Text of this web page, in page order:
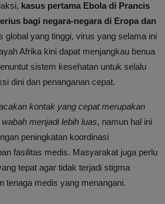
kasus pertama Ebola di Prancis
bagi negara-negara di Eropa dan
global yang tinggi, virus yang selama ini
Afrika kini dapat menjangkau benua
sistem kesehatan untuk selalu
dini dan penanganan cepat.
kontak yang cepat merupakan
menjadi lebih luas, namun hal ini
peningkatan koordinasi
fasilitas medis. Masyarakat juga perlu
tepat agar tidak terjadi stigma
tenaga medis yang menangani.